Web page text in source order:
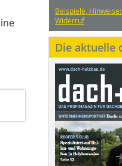
Beispiele,
Widerruf
Die aktuelle